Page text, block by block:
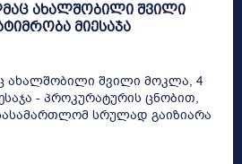
ახალშობილი შვილი
მიესაჯა
ახალშობილი შვილი მოკლა, 4
- პროკურატურის ცნობით,
სრულად გაიზიარა